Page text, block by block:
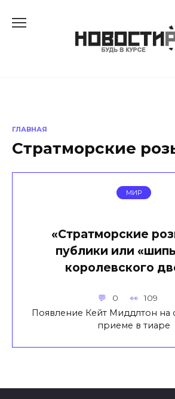
ГЛАВНАЯ
Стратморские
МИР
«Стратморские
публики или
королевского
0 109
Появление Кейт Миддлтон на
приеме в тиаре